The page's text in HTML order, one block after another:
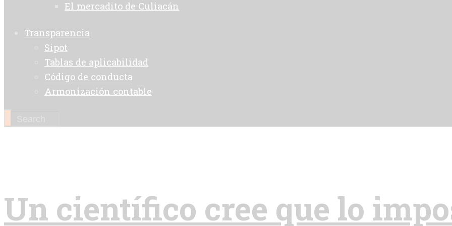
El mercadito de Culiacán
Transparencia
Sipot
Tablas de aplicabilidad
Código de conducta
Armonización contable
Un científico cree que lo